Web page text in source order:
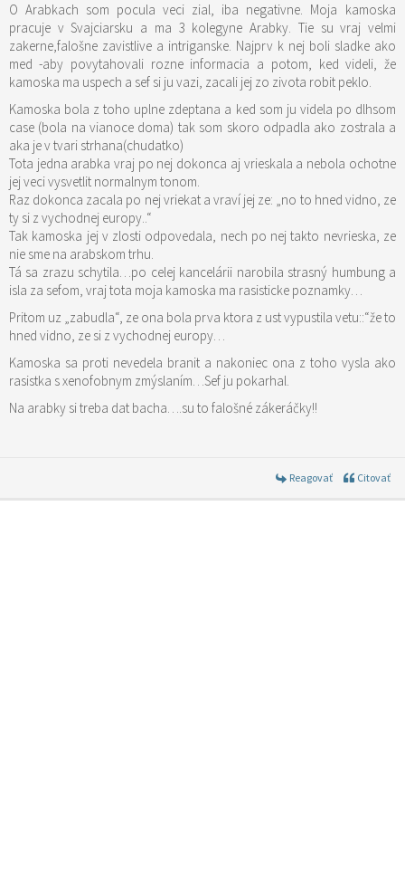
O Arabkach som pocula veci zial, iba negativne. Moja kamoska
pracuje v Svajciarsku a ma 3 kolegyne Arabky. Tie su vraj velmi
zakerne,falošne zavistlive a intriganske. Najprv k nej boli sladke ako
med -aby povytahovali rozne informacia a potom, ked videli, že
kamoska ma uspech a sef si ju vazi, zacali jej zo zivota robit peklo.
Kamoska bola z toho uplne zdeptana a ked som ju videla po dlhsom
case (bola na vianoce doma) tak som skoro odpadla ako zostrala a
aka je v tvari strhana(chudatko)
Tota jedna arabka vraj po nej dokonca aj vrieskala a nebola ochotne
jej veci vysvetlit normalnym tonom.
Raz dokonca zacala po nej vriekat a vraví jej ze: „no to hned vidno, ze
ty si z vychodnej europy..“
Tak kamoska jej v zlosti odpovedala, nech po nej takto nevrieska, ze
nie sme na arabskom trhu.
Tá sa zrazu schytila…po celej kancelárii narobila strasný humbung a
isla za sefom, vraj tota moja kamoska ma rasisticke poznamky…
Pritom uz „zabudla“, ze ona bola prva ktora z ust vypustila vetu::“že to
hned vidno, ze si z vychodnej europy…
Kamoska sa proti nevedela branit a nakoniec ona z toho vysla ako
rasistka s xenofobnym zmýslaním…Sef ju pokarhal.
Na arabky si treba dat bacha….su to falošné zákeráčky!!
Reagovať Citovať